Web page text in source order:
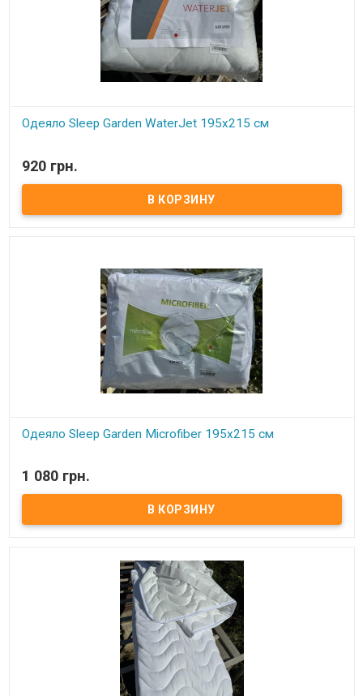
Одеяло Sleep Garden WaterJet 195x215 см
Одеяло Sleep Garden WaterJet 195x215 см Размер: 195x215 см
Состав: силиконизированное волокно Чехол: микрофибра
Упаковка: фирменная сумка Производитель: Sleep Garden
(Турция) Подушка средней жесткости в хлопковом чехле.
920 грн.
Одеяло Sleep Garden Microfiber 195x215 см
Состав: силиконизированное волокно Чехол: микрофибра
Плотность: 300 грамм/м.кв. Упаковка: фирменная сумка
использования, очень мягкое и нежное.
1 080 грн.